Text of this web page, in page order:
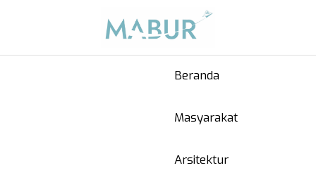
Beranda
Masyarakat
Arsitektur